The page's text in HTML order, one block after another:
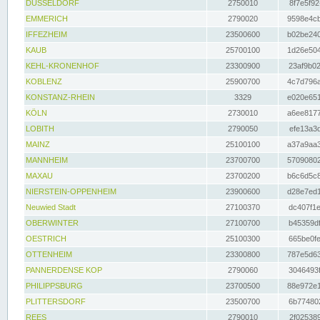
DÜSSELDORF 2750010
EMMERICH
2790020
IFFEZHEIM
23500600
KAUB
25700100
KEHL-KRONENHOF
23300900
KOBLENZ
25900700
KONSTANZ-RHEIN
3329
KÖLN
2730010
LOBITH
2790050
MAINZ
25100100
MANNHEIM
23700700
MAXAU
23700200
NIERSTEIN-OPPENHEIM
23900600
Neuwied Stadt
27100370
OBERWINTER
27100700
OESTRICH
25100300
OTTENHEIM
23300800
PANNERDENSE KOP
2790060
PHILIPPSBURG
23700500
PLITTERSDORF
23500700
REES
2790010